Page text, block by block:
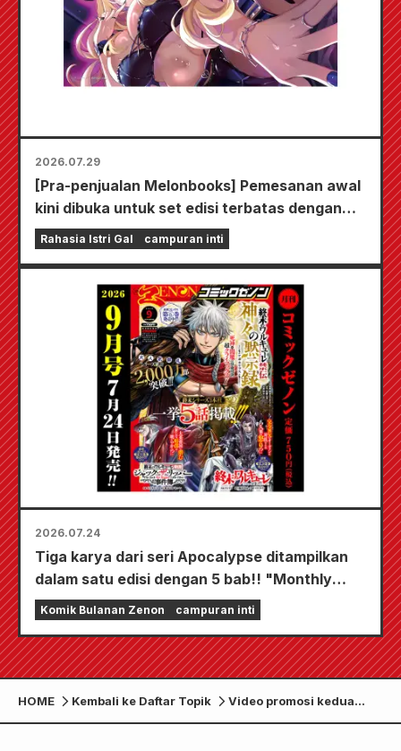
2026.07.29
[Pra-penjualan Melonbooks] Pemesanan awal
kini dibuka untuk set edisi terbatas dengan
playmat spesial yang menampilkan ilustrasi
Fuyuki Tojo yang sangat indah karya Kudou!
Bride" dijadwalkan rilis pada 20 Oktober!
Rahasia Istri Gal campuran inti
2026.07.24
Tiga karya dari seri Apocalypse ditampilkan
dalam satu edisi dengan 5 bab!! "Monthly
Comic Zenon edisi September 2026" akan
mulai dijual pada tanggal 24 Juli!!
Komik Bulanan Zenon campuran inti
HOME Kembali ke Daftar Topik
Video promosi kedua
untuk "Record of